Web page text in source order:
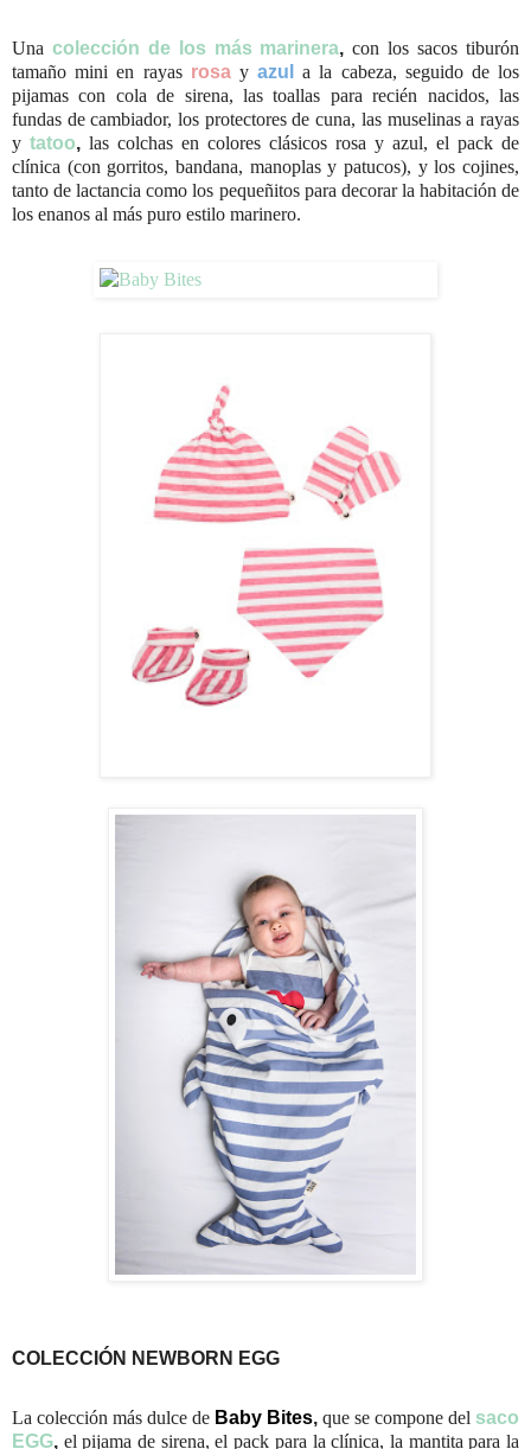
Una colección de los más marinera, con los sacos tiburón
tamaño mini en rayas rosa yazul
a la cabeza, seguido de los
pijamas con cola de sirena, las toallas para recién nacidos, las
fundas de cambiador, los protectores de cuna, las muselinas a rayas
y tatoo, las colchas en colores clásicos rosa y azul, el pack de
clínica (con gorritos, bandana, manoplas y patucos), y los cojines,
tanto de lactancia como los pequeñitos para decorar la habitación de
los enanos al más puro estilo marinero.
COLECCIÓN NEWBORN EGG
La colección más dulce de Baby Bites, que se compone del saco
EGG, el pijama de sirena, el pack para la clínica, la mantita para la